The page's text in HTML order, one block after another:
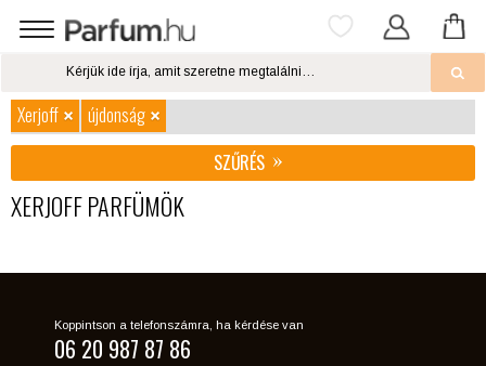
Xerjoff
újdonság
SZŰRÉS
XERJOFF PARFÜMÖK
Koppintson a telefonszámra, ha kérdése van
06 20 987 87 86